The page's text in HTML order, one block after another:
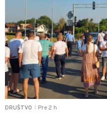
DRUŠTVO Pre 2 h